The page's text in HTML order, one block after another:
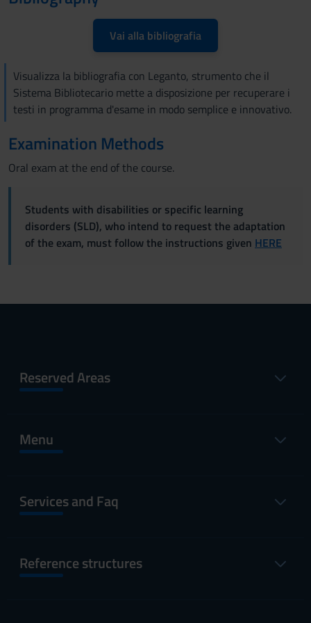
Vai alla bibliografia
Visualizza la bibliografia con Leganto, strumento che il
Sistema Bibliotecario mette a disposizione per recuperare i
testi in programma d'esame in modo semplice e innovativo.
Examination Methods
Oral exam at the end of the course.
Students with disabilities or specific learning
disorders (SLD), who intend to request the adaptation
of the exam, must follow the instructions given HERE
Reserved Areas
Menu
Services and Faq
Reference structures